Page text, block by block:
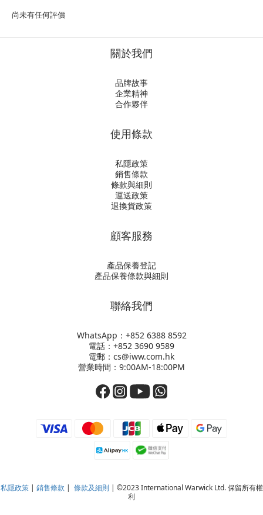
尚未有任何評價
關於我們
品牌故事
企業精神
合作夥伴
使用條款
私隱政策
銷售條款
條款與細則
運送政策
退換貨政策
顧客服務
產品保養登記
產品保養條款與細則
聯絡我們
WhatsApp：+852 6388 8592
電話：+852 3690 9589
電郵：cs@iww.com.hk
營業時間：9:00AM-18:00PM
私隱政策| 銷售條款 | 條款及細則 | ©2023 International Warwick Ltd. 保留所有權
利